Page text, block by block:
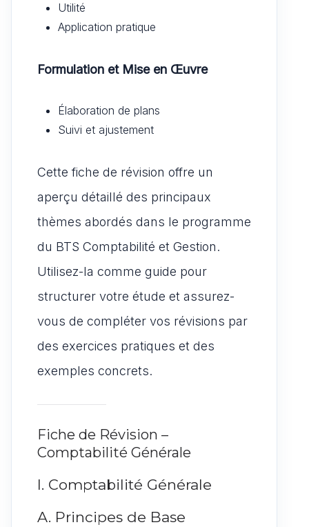
Utilité
Application pratique
Formulation et Mise en Œuvre
Élaboration de plans
Suivi et ajustement
Cette fiche de révision offre un
aperçu détaillé des principaux
thèmes abordés dans le programme
du BTS Comptabilité et Gestion.
Utilisez-la comme guide pour
structurer votre étude et assurez-
vous de compléter vos révisions par
des exercices pratiques et des
exemples concrets.
Fiche de Révision –
Comptabilité Générale
I. Comptabilité Générale
A. Principes de Base